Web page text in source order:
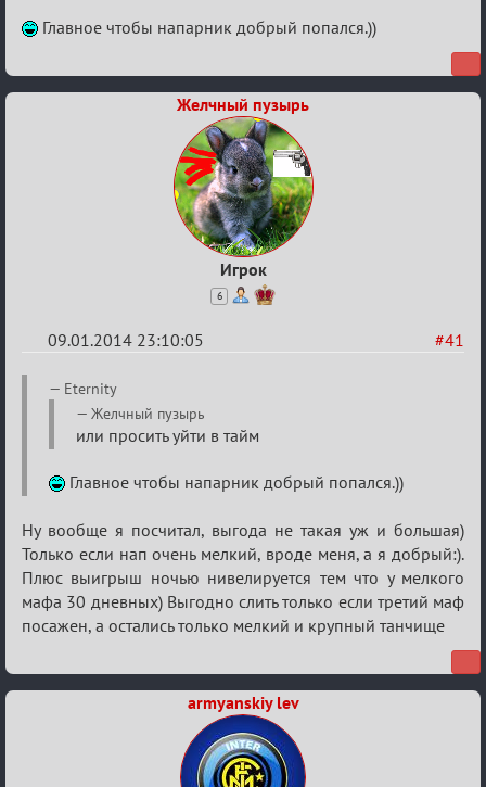
клуб,
сумрак,
партии
на
Главное чтобы напарник добрый попался.))
Желчный пузырь
Игрок
6
#41
09.01.2014 23:10:05
Re:
клуб,
сумрак,
партии
на
12
Eternity
Желчный пузырь
или просить уйти в тайм
Главное чтобы напарник добрый попался.))
Ну вообще я посчитал, выгода не такая уж и большая)
Только если нап очень мелкий, вроде меня, а я добрый:).
Плюс выигрыш ночью нивелируется тем что у мелкого
мафа 30 дневных) Выгодно слить только если третий маф
посажен, а остались только мелкий и крупный танчище
armyanskiy lev